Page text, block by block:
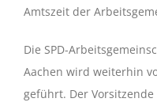
Amtszeit der
Die SPD-
Aachen wird weiterhin
geführt. Der